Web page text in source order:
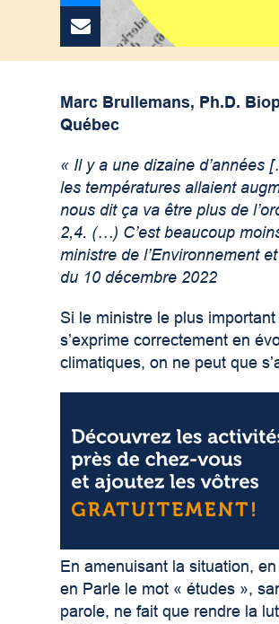
Marc Brullemans, Ph.D.
Québec
« Il y a une dizaine d’années
les températures allaient
nous dit ça va être plus de
2,4. (…) C’est beaucoup
ministre de l’Environnement
du 10 décembre 2022
Si le ministre le plus
s’exprime correctement en
climatiques, on ne peut que
En amenuisant la situation,
en Parle le mot « études »,
parole, ne fait que rendre la